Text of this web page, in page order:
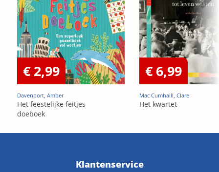
€ 2,99
Davenport, Amber
Het feestelijke feitjes
doeboek
€ 6,99
Mac Cumhaill, Clare
Het kwartet
Klantenservice